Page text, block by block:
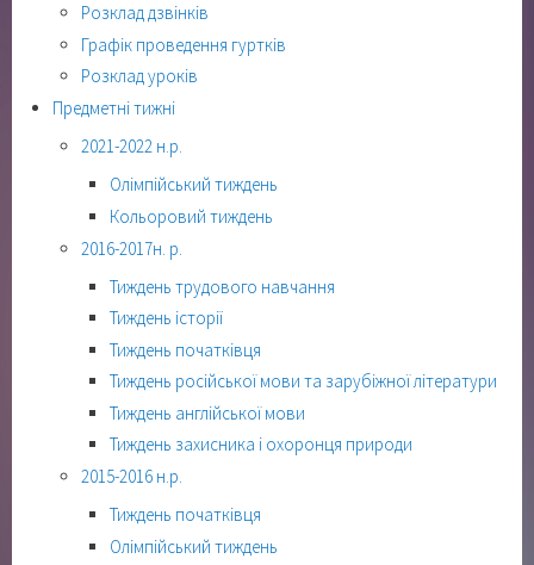
Розклад дзвінків
Графік проведення гуртків
Розклад уроків
Предметні тижні
2021-2022 н.р.
Олімпійський тиждень
Кольоровий тиждень
2016-2017н. р.
Тиждень трудового навчання
Тиждень історії
Тиждень початківця
Тиждень російської мови та зарубіжної літератури
Тиждень англійської мови
Тиждень захисника і охоронця природи
2015-2016 н.р.
Тиждень початківця
Олімпійський тиждень